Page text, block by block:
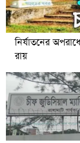
নির্যাতনের
রায়